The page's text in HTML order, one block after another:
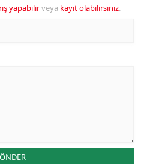
yapabilirveya kayıt olabilirsiniz.